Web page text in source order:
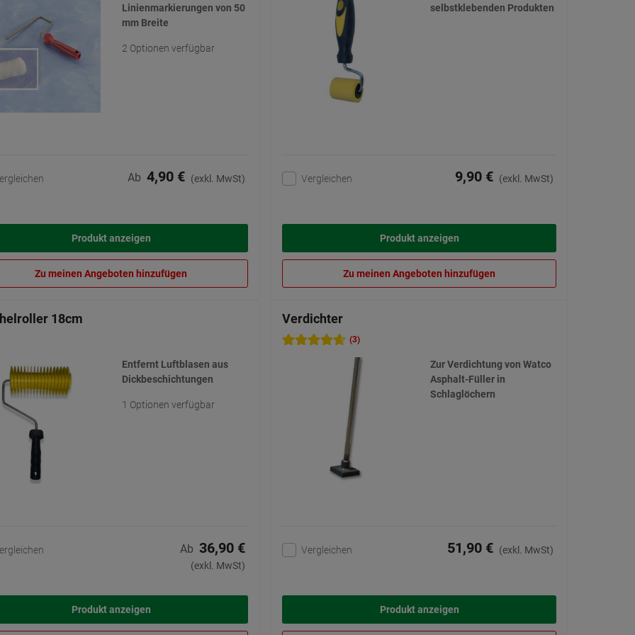
Linienmarkierungen von 50
mm Breite
2 Optionen verfügbar
Ab 4,90 € (exkl. MwSt)
Produkt anzeigen
Zu meinen Angeboten hinzufügen
selbstklebenden Produkten
Vergleichen 9,90 € (exkl. MwSt)
Produkt anzeigen
Zu meinen Angeboten hinzufügen
18cm
Entfernt Luftblasen aus
Dickbeschichtungen
1 Optionen verfügbar
Ab 36,90 €
(exkl. MwSt)
Produkt anzeigen
Verdichter
(3)
Zur Verdichtung von Watco
Asphalt-Füller in
Schlaglöchern
Vergleichen 51,90 € (exkl. MwSt)
Produkt anzeigen